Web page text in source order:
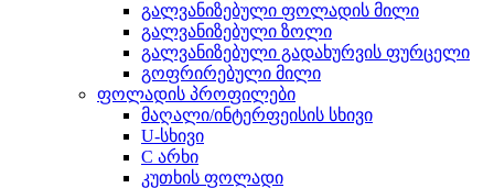
გალვანიზებული ფოლადის მილი
გალვანიზებული ზოლი
გალვანიზებული გადახურვის ფურცელი
გოფრირებული მილი
ფოლადის პროფილები
მაღალი/ინტერფეისის სხივი
U-სხივი
C არხი
კუთხის ფოლადი